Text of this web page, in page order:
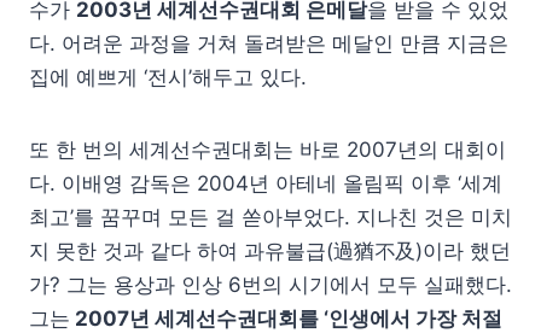
수가 2003년 세계선수권대회 은메달을 받을 수 있었
다. 어려운 과정을 거쳐 돌려받은 메달인 만큼 지금은
집에 예쁘게 ‘전시’해두고 있다.
또 한 번의 세계선수권대회는 바로 2007년의 대회이
다. 이배영 감독은 2004년 아테네 올림픽 이후 ‘세계
최고’를 꿈꾸며 모든 걸 쏟아부었다. 지나친 것은 미치
지 못한 것과 같다 하여 과유불급(過猶不及)이라 했던
가? 그는 용상과 인상 6번의 시기에서 모두 실패했다.
그는 2007년 세계선수권대회를 ‘인생에서 가장 처절